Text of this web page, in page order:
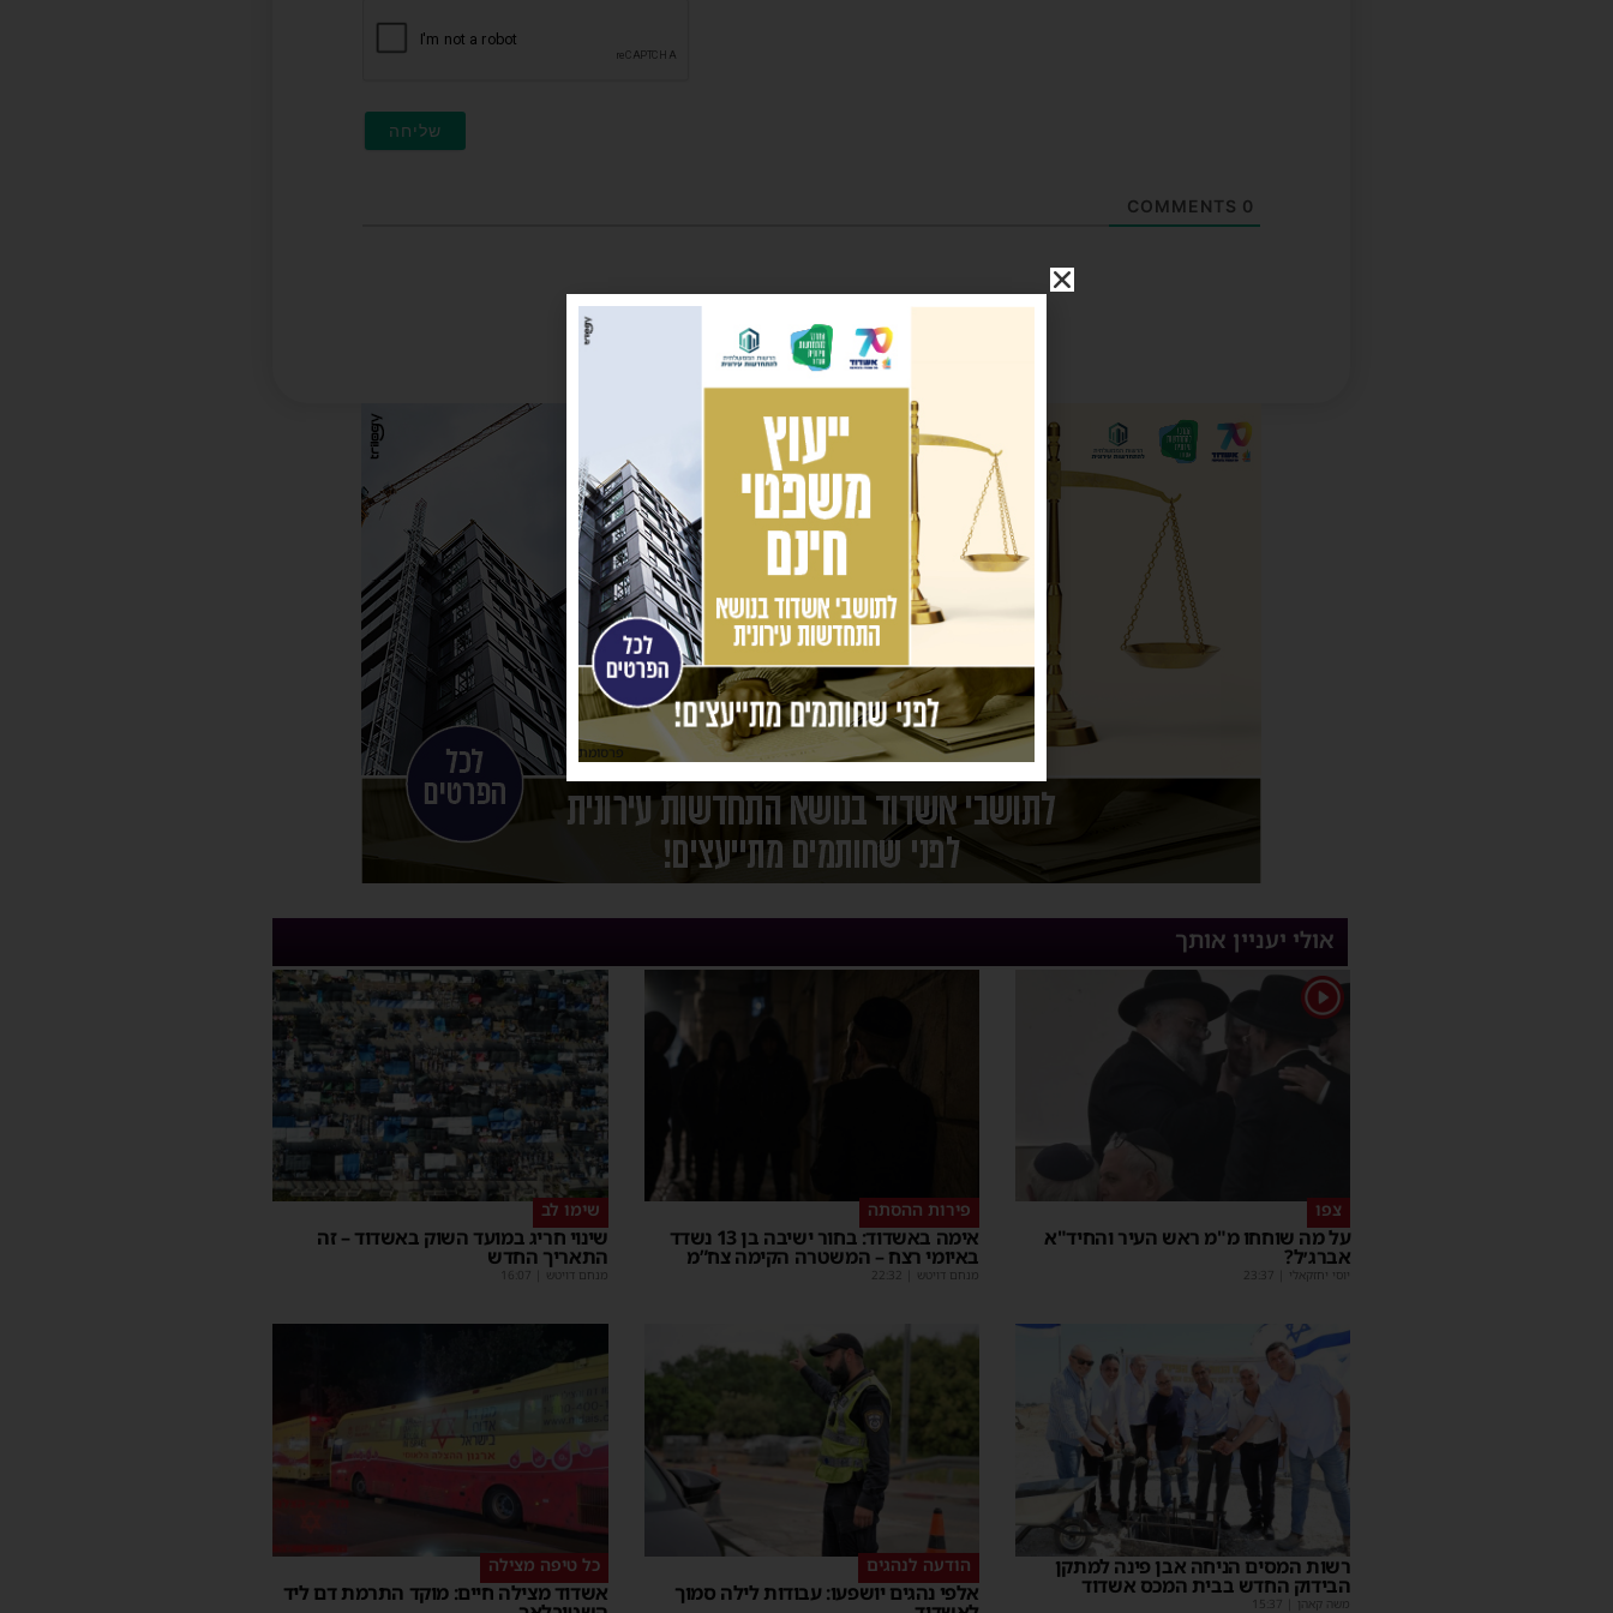
0
אולי יעניין אותך
1
צפו
על מה שוחחו מ"מ ראש העיר והחיד"א
אברג׳ל?
יוסי יחזקאלי 23:37
פירות ההסתה
אימה באשדוד: בחור ישיבה בן 13 נשדד
באיומי רצח – המשטרה הקימה צח”מ
מנחם דויטש 22:32
שימו לב
שינוי חריג במועד השוק באשדוד – זה
התאריך החדש
מנחם דויטש 16:07
רשות המסים הניחה אבן פינה למתקן
הבידוק החדש בבית המכס אשדוד
משה קאהן 15:37
הודעה לנהגים
אלפי נהגים יושפעו: עבודות לילה סמוך
כל טיפה מצילה
אשדוד מצילה חיים: מוקד התרמת דם ליד
פרסומת